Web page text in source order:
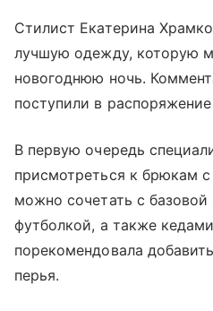
Стилист Екатерина
лучшую одежду, которую
новогоднюю ночь.
поступили в
В первую очередь
присмотреться к брюкам
можно сочетать с
футболкой, а также
порекомендовала
перья.